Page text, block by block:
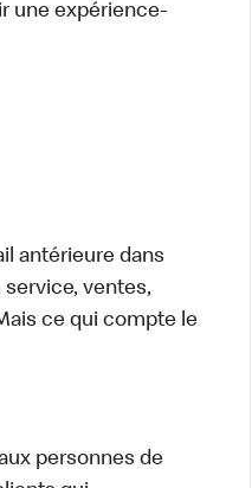
une expérience-
antérieure dans
service, ventes,
ce qui compte le
personnes de